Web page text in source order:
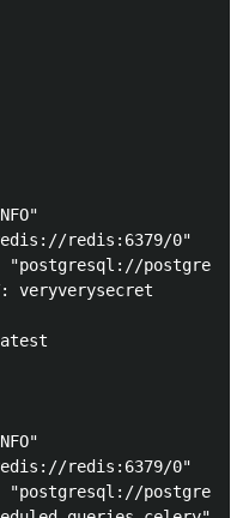
redis:6379/0"
"postgresql://
veryverysecret
redis:6379/0"
"postgresql://